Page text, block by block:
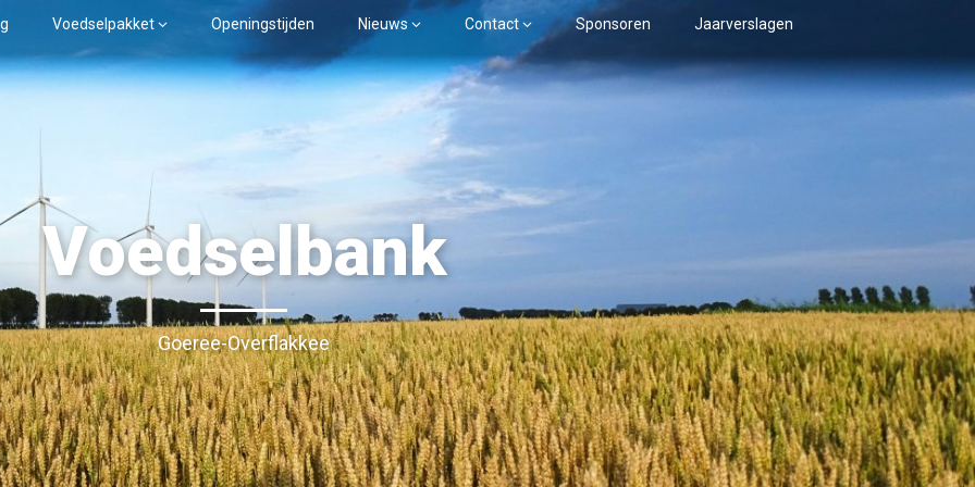
Voedselpakket Openingstijden Nieuws Contact Sponsoren Jaarverslagen
Voedselbank
Goeree-Overflakkee